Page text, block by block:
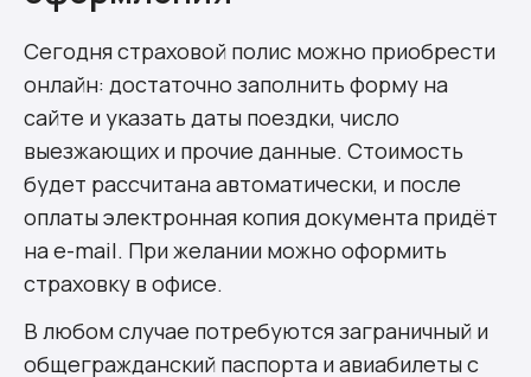
Сегодня страховой полис можно приобрести
онлайн: достаточно заполнить форму на
сайте и указать даты поездки, число
выезжающих и прочие данные. Стоимость
будет рассчитана автоматически, и после
оплаты электронная копия документа придёт
на e-mail. При желании можно оформить
страховку в офисе.
В любом случае потребуются заграничный и
общегражданский паспорта и авиабилеты с